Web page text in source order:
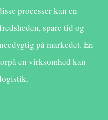
processer kan en
spare tid og
på markedet. En
en virksomhed kan